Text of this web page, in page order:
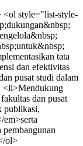
<ol style="list-style-
tata
dan efektivitas
pusat studi dalam
<li>Mendukung
dan pusat
publikasi,
em>serta
pembangunan
ol>